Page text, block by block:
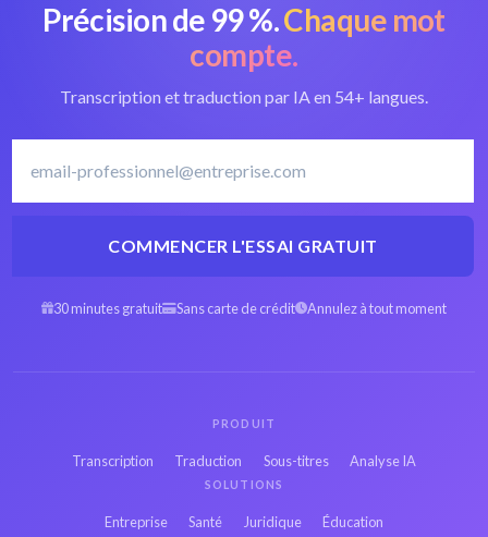
Précision de 99 %.Chaque mot
compte.
Transcription et traduction par IA en 54+ langues.
COMMENCER L'ESSAI GRATUIT
30 minutes gratuit Sans carte de crédit Annulez à tout moment
PRODUIT
Transcription Traduction Sous-titres Analyse IA
SOLUTIONS
Entreprise Santé Juridique Éducation